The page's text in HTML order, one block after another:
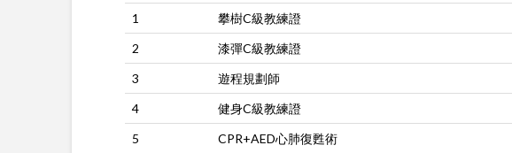
1
攀樹C級教練證
2
漆彈C級教練證
3
遊程規劃師
4
健身C級教練證
5
CPR+AED心肺復甦術